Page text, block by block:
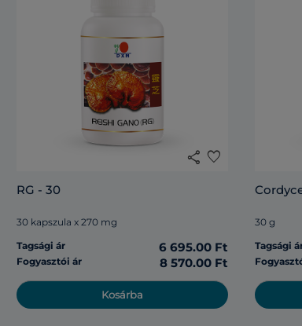
share favorite
RG - 30
30 kapszula x 270 mg
Tagsági ár
6 695.00 Ft
Fogyasztói ár 8 570.00 Ft
Kosárba
30 g
Tagsági